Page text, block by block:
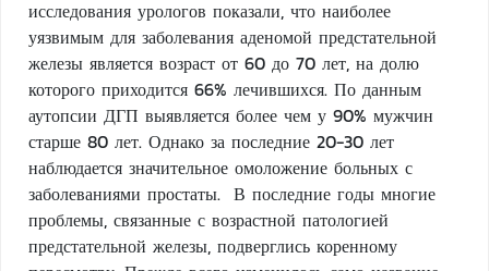
исследования урологов показали, что наиболее
уязвимым для заболевания аденомой предстательной
железы является возраст от 60 до 70 лет, на долю
которого приходится 66% лечившихся. По данным
аутопсии ДГП выявляется более чем у 90% мужчин
старше 80 лет. Однако за последние 20-30 лет
наблюдается значительное омоложение больных с
заболеваниями простаты. В последние годы многие
проблемы, связанные с возрастной патологией
предстательной железы, подверглись коренному